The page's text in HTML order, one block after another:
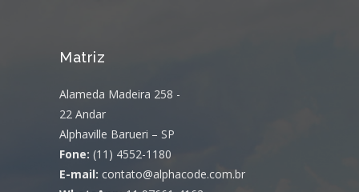
Matriz
Alameda Madeira 258 -
22 Andar
Alphaville Barueri – SP
Fone: (11) 4552-1180
E-mail: contato@alphacode.com.br